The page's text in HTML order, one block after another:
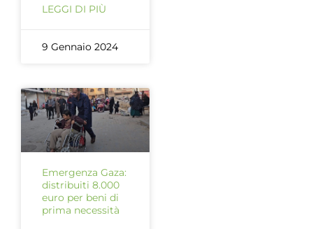
LEGGI DI PIÙ
9 Gennaio 2024
Emergenza Gaza:
distribuiti 8.000
euro per beni di
prima necessità